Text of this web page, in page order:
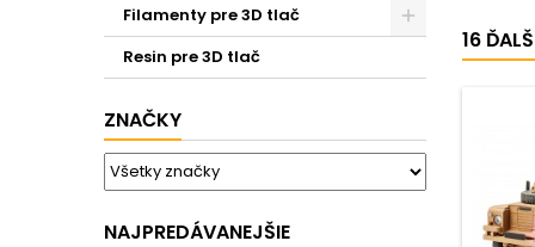
Filamenty pre 3D tlač
Resin pre 3D tlač
ZNAČKY
NAJPREDÁVANEJŠIE
16